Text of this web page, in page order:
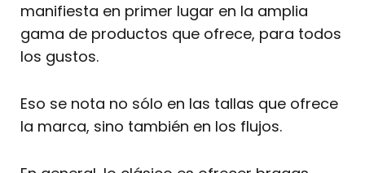
manifiesta en primer lugar en la amplia
gama de productos que ofrece, para todos
los gustos.
Eso se nota no sólo en las tallas que ofrece
la marca, sino también en los flujos.